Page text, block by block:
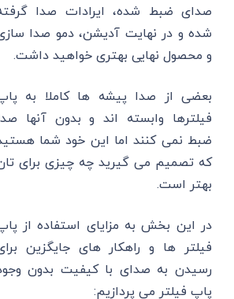
صدای ضبط شده، ایرادات صدا
شده و در نهایت آدیشن، دمو صدا
و محصول نهایی بهتری خواهید داشت.
بعضی از صدا پیشه ها کاملا به
فیلترها وابسته اند و بدون آنها
ضبط نمی کنند اما این خود شما
که تصمیم می گیرید چه چیزی برای
بهتر است.
در این بخش به مزایای استفاده از
فیلتر ها و راهکار های جایگزین
رسیدن به صدای با کیفیت بدون
پاپ فیلتر می پردازیم: